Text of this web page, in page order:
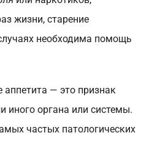
жизни, старение
необходима помощь
аппетита — это признак
иного органа или системы.
частых патологических